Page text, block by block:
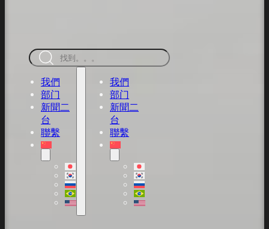
搜
索
我們
部门
新聞二
台
聯繫
我們
部门
新聞二
台
聯繫